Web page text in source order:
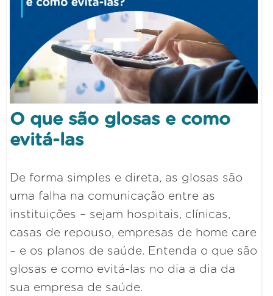
O que são glosas e como
evitá-las
De forma simples e direta, as glosas são
uma falha na comunicação entre as
instituições – sejam hospitais, clínicas,
casas de repouso, empresas de home care
– e os planos de saúde. Entenda o que são
glosas e como evitá-las no dia a dia da
sua empresa de saúde.